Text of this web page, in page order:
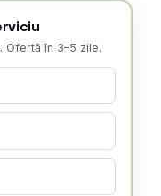
Ofertă în 3–5 zile.